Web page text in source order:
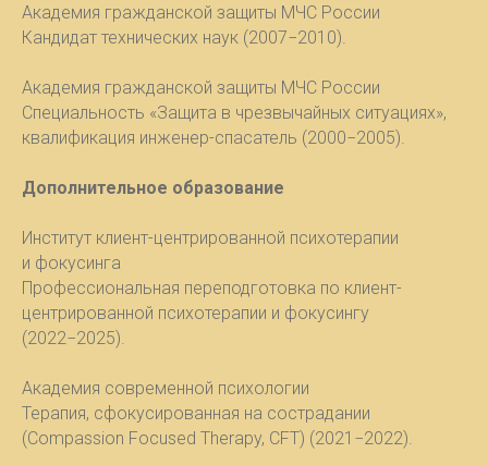
Академия гражданской защиты МЧС России
Кандидат технических наук (2007−2010).
Академия гражданской защиты МЧС России
Специальность «Защита в чрезвычайных ситуациях»,
квалификация инженер-спасатель (2000−2005).
Дополнительное образование
Институт клиент-центрированной психотерапии
и фокусинга
Профессиональная переподготовка по клиент-
центрированной психотерапии и фокусингу
(2022−2025).
Академия современной психологии
Терапия, сфокусированная на сострадании
(Compassion Focused Therapy, CFT) (2021−2022).